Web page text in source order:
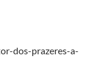
dos-prazeres-a-